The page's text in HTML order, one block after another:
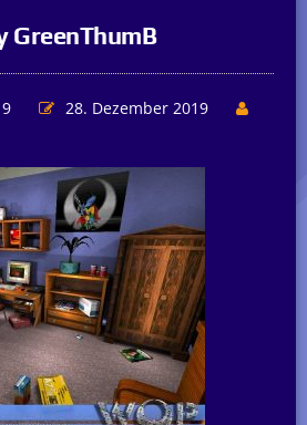
GreenThumB
28. Dezember 2019